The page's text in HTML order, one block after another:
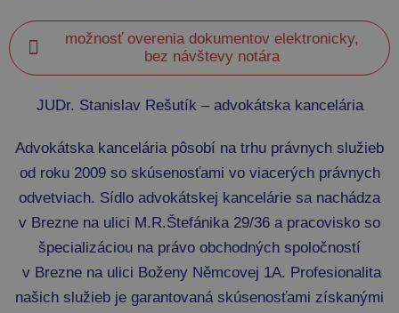
možnosť overenia dokumentov elektronicky,
bez návštevy notára
JUDr. Stanislav Rešutík – advokátska kancelária
Advokátska kancelária pôsobí na trhu právnych služieb
od roku 2009 so skúsenosťami vo viacerých právnych
odvetviach. Sídlo advokátskej kancelárie sa nachádza
v Brezne na ulici M.R.Štefánika 29/36 a pracovisko so
špecializáciou na právo obchodných spoločností
v Brezne na ulici Boženy Němcovej 1A. Profesionalita
našich služieb je garantovaná skúsenosťami získanými